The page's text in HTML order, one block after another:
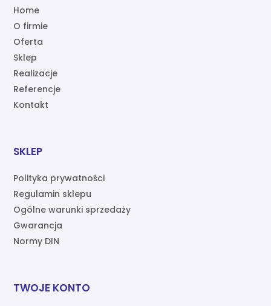
Home
O firmie
Oferta
Sklep
Realizacje
Referencje
Kontakt
SKLEP
Polityka prywatności
Regulamin sklepu
Ogólne warunki sprzedaży
Gwarancja
Normy DIN
TWOJE KONTO